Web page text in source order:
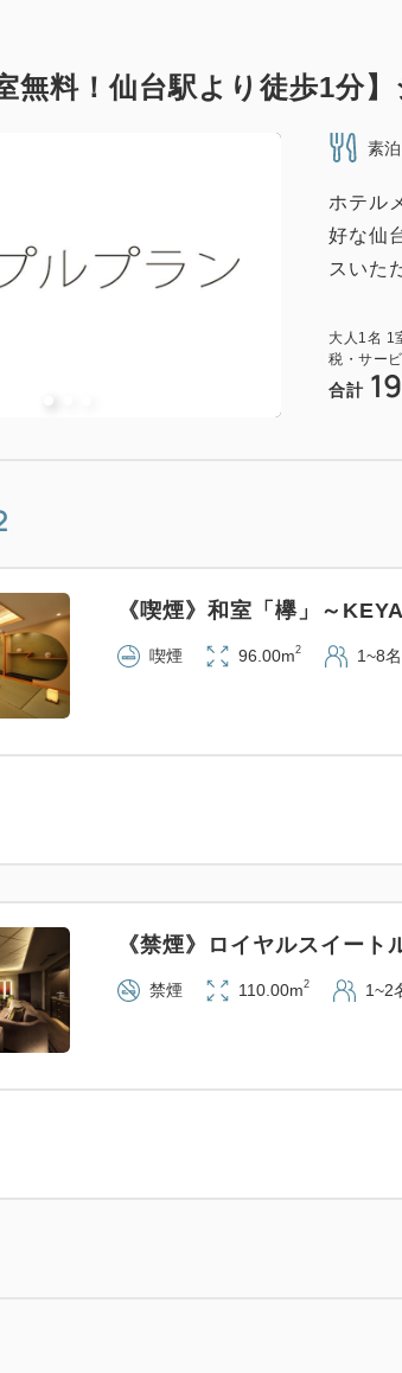
無料！仙台駅より徒歩1分
素
ホテル
好な仙
スいた
大人 1名 1
税・サー
合計
《喫煙》和室「欅」～
喫煙 96.00m2 1~8名
《禁煙》ロイヤルスイート
禁煙 110.00m2 1~2